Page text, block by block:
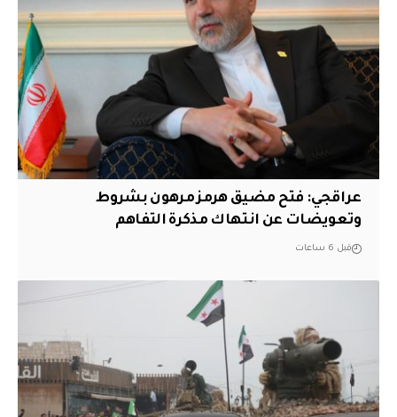
عراقجي: فتح مضيق هرمز مرهون بشروط
وتعويضات عن انتهاك مذكرة التفاهم
قبل 6 ساعات